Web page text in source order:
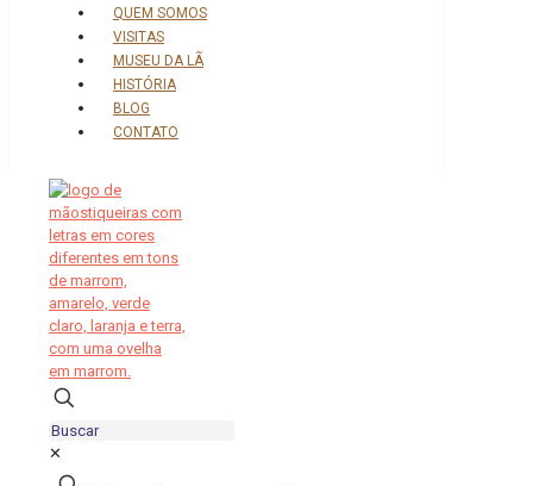
QUEM SOMOS
VISITAS
MUSEU DA LÃ
HISTÓRIA
BLOG
CONTATO
✕